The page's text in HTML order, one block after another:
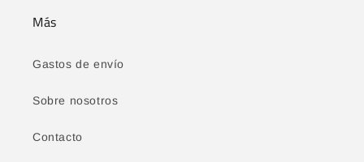
Más
Gastos de envío
Sobre nosotros
Contacto